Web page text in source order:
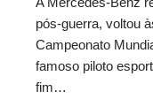
pós-guerra, voltou
Campeonato
famoso piloto
fim…